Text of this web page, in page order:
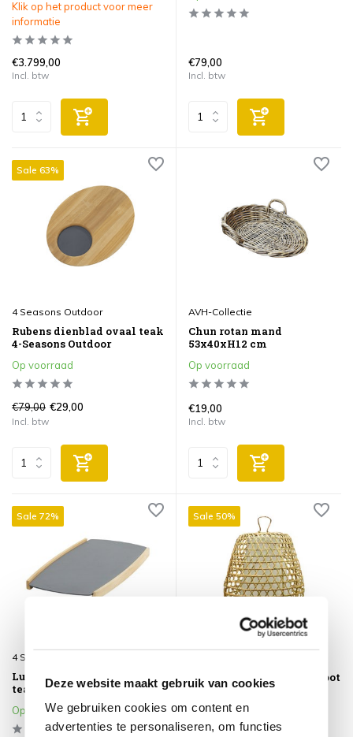
Deze website maakt gebruik van cookies
We gebruiken cookies om content en
advertenties te personaliseren, om functies
Klik op het product voor meer
informatie
€3.799,00
Incl. btw
€79,00
Incl. btw
Sale 63%
4 Seasons Outdoor
Rubens dienblad ovaal teak
4-Seasons Outdoor
Op voorraad
€79,00 €29,00
Incl. btw
AVH-Collectie
Chun rotan mand
53x40xH12 cm
Op voorraad
€19,00
Incl. btw
Sale 72%
4 Seasons Outdoor
Luz dienblad aluminium
teak 4-Seasons Outdoor
Op voorraad
Sale 50%
Bali hang buitenlamp groot
70cm
Op voorraad